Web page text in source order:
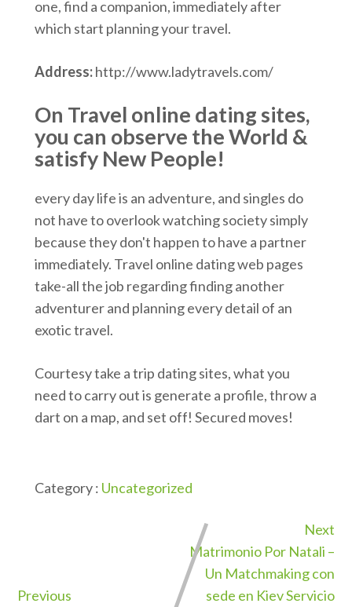
one, find a companion, immediately after
which start planning your travel.
Address:http://www.ladytravels.com/
On Travel online dating sites,
you can observe the World &
satisfy New People!
every day life is an adventure, and singles do
not have to overlook watching society simply
because they don't happen to have a partner
immediately. Travel online dating web pages
take-all the job regarding finding another
adventurer and planning every detail of an
exotic travel.
Courtesy take a trip dating sites, what you
need to carry out is generate a profile, throw a
dart on a map, and set off! Secured moves!
Category : Uncategorized
Previous
Next
Matrimonio Por Natali –
Un Matchmaking con
sede en Kiev Servicio